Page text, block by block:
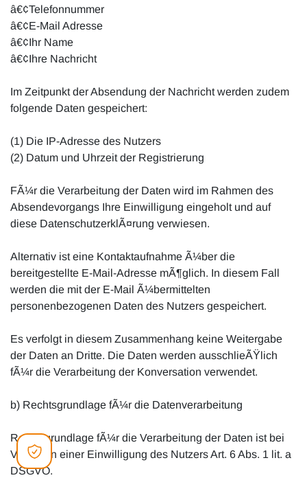
â€¢Telefonnummer
â€¢E-Mail Adresse
â€¢Ihr Name
â€¢Ihre Nachricht
Im Zeitpunkt der Absendung der Nachricht werden zudem
folgende Daten gespeichert:
(1) Die IP-Adresse des Nutzers
(2) Datum und Uhrzeit der Registrierung
FÃ¼r die Verarbeitung der Daten wird im Rahmen des
Absendevorgangs Ihre Einwilligung eingeholt und auf
diese DatenschutzerklÃ¤rung verwiesen.
Alternativ ist eine Kontaktaufnahme Ã¼ber die
bereitgestellte E-Mail-Adresse mÃ¶glich. In diesem Fall
werden die mit der E-Mail Ã¼bermittelten
personenbezogenen Daten des Nutzers gespeichert.
Es verfolgt in diesem Zusammenhang keine Weitergabe
der Daten an Dritte. Die Daten werden ausschlieÃŸlich
fÃ¼r die Verarbeitung der Konversation verwendet.
b) Rechtsgrundlage fÃ¼r die Datenverarbeitung
Rechtsgrundlage fÃ¼r die Verarbeitung der Daten ist bei
Vorliegen einer Einwilligung des Nutzers Art. 6 Abs. 1 lit. a
DSGVO.